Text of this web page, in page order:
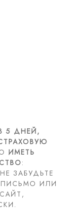
5 ДНЕЙ,
ИМЕТЬ
:
ЗАБУДЬТЕ
ИЛИ